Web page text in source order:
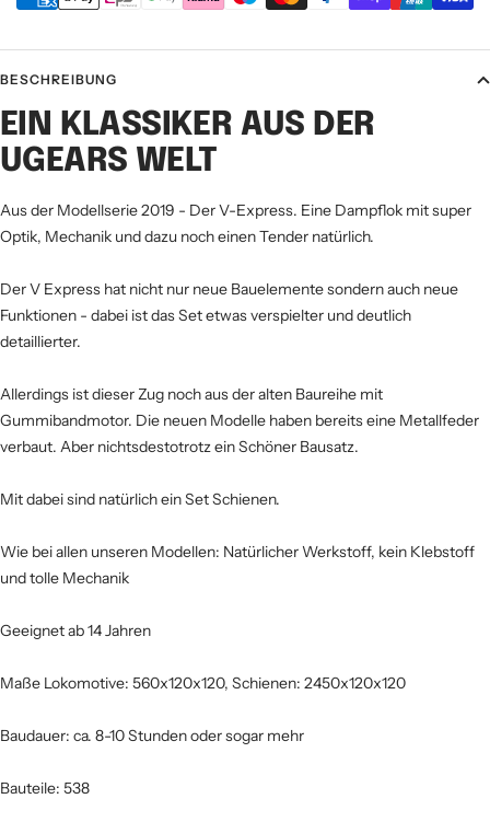
BESCHREIBUNG
EIN KLASSIKER AUS DER
UGEARS WELT
Aus der Modellserie 2019 - Der V-Express. Eine Dampflok mit super
Optik, Mechanik und dazu noch einen Tender natürlich.
Der V Express hat nicht nur neue Bauelemente sondern auch neue
Funktionen - dabei ist das Set etwas verspielter und deutlich
detaillierter.
Allerdings ist dieser Zug noch aus der alten Baureihe mit
Gummibandmotor. Die neuen Modelle haben bereits eine Metallfeder
verbaut. Aber nichtsdestotrotz ein Schöner Bausatz.
Mit dabei sind natürlich ein Set Schienen.
Wie bei allen unseren Modellen: Natürlicher Werkstoff, kein Klebstoff
und tolle Mechanik
Geeignet ab 14 Jahren
Maße Lokomotive: 560x120x120, Schienen: 2450x120x120
Baudauer: ca. 8-10 Stunden oder sogar mehr
Bauteile: 538